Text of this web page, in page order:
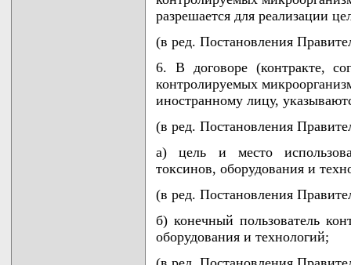
разрешается для реализации
(в ред. Постановления
6. В договоре (контракте,
контролируемых
иностранному лицу,
(в ред. Постановления
а) цель и место
токсинов, оборудования и
(в ред. Постановления
б) конечный пользователь
оборудования и технологий;